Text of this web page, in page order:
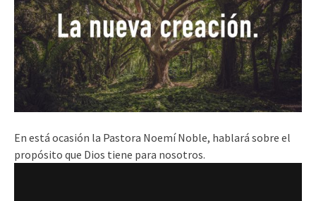
En está ocasión la Pastora Noemí Noble, hablará sobre el
propósito que Dios tiene para nosotros.